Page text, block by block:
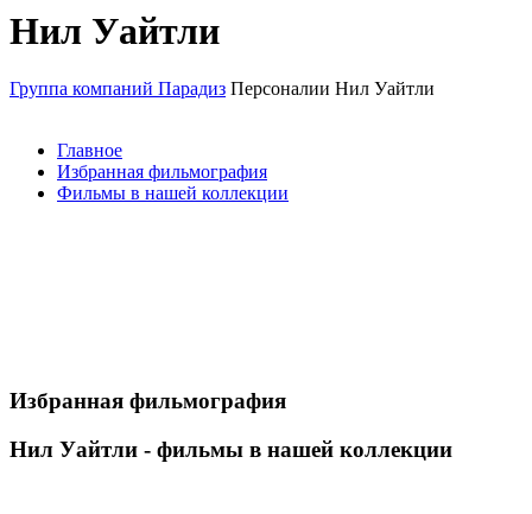
Нил Уайтли
Группа компаний Парадиз Персоналии Нил Уайтли
Главное
Избранная фильмография
Фильмы в нашей коллекции
Избранная фильмография
Нил Уайтли - фильмы в нашей коллекции